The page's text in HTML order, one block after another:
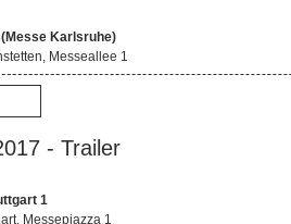
Karlsruhe)
Messeallee 1
- Trailer
1
Messepiazza 1